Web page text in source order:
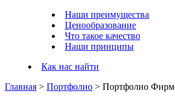
Наши преимущества
Ценообразование
Что такое качество
Наши принципы
Как нас найти
Главная > Портфолио > Портфолио